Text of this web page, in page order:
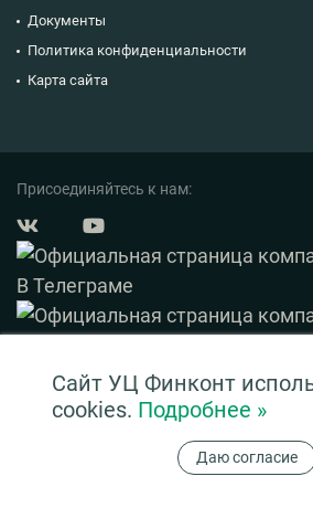
Документы
Политика конфиденциальности
Карта сайта
Присоединяйтесь к нам:
Нашли ошибку? Выделите ее и нажмите
Информация на сайте ни при каких условиях не
определяемой положениями ч. 2 ст. 437 ГК РФ
Сайт УЦ Финконт
cookies. Подробнее »
Даю согласие